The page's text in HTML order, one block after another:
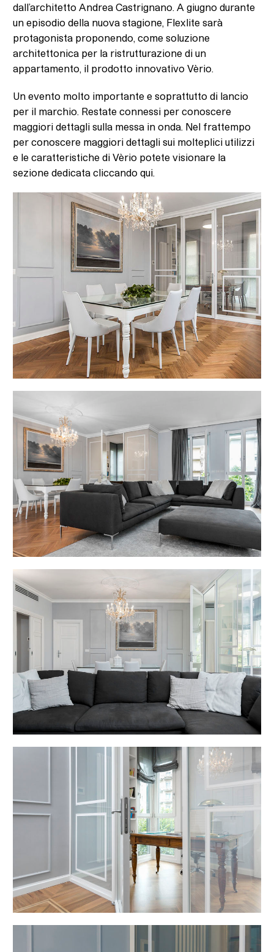
dall’architetto Andrea Castrignano. A giugno durante
un episodio della nuova stagione, Flexlite sarà
protagonista proponendo, come soluzione
architettonica per la ristrutturazione di un
appartamento, il prodotto innovativo Vèrio.
Un evento molto importante e soprattutto di lancio
per il marchio. Restate connessi per conoscere
maggiori dettagli sulla messa in onda. Nel frattempo
per conoscere maggiori dettagli sui molteplici utilizzi
e le caratteristiche di Vèrio potete visionare la
sezione dedicata cliccando qui.